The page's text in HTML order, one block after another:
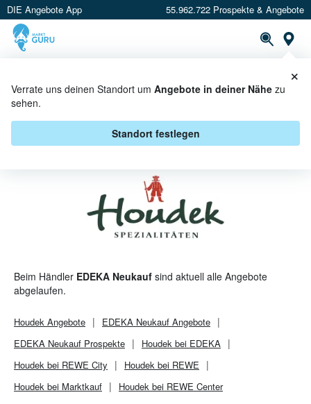
DIE Angebote App 55.962.722 Prospekte & Angebote
Verrate uns deinen Standort um Angebote in deiner Nähe zu
sehen.
Standort festlegen
×
HOUDEK BEI EDEKA NEUKAUF -
ANGEBOTE & AKTIONEN
Beim Händler EDEKA Neukauf sind aktuell alle Angebote
abgelaufen.
Houdek Angebote EDEKA Neukauf Angebote
EDEKA Neukauf Prospekte
Houdek bei EDEKA
Houdek bei REWE City
Houdek bei REWE
Houdek bei Marktkauf
Houdek bei REWE Center